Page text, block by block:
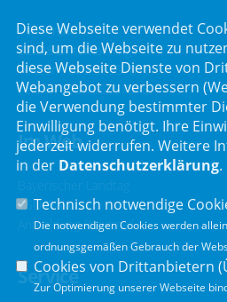
Parkstraße 19
82008 Unterhaching
Telefon :089/66557816
Telefax : 089/66557818
Im Web
CSU Fraktion
Anmeldung Rundmail
Service
Diese Webseite verwendet
sind, um die Webseite zu
diese Webseite Dienste von
Webangebot zu verbessern
die Verwendung bestimmter
Einwilligung benötigt. Ihre
jederzeit widerrufen. Weitere
in der Datenschutzerklärung.
Technisch notwendige
Die notwendigen Cookies werden
ordnungsgemäßen Gebrauch der
Cookies von Drittanbietern (
Zur Optimierung unserer Webseite